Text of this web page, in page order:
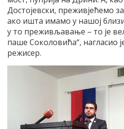
Достојевски, преживјећемо
ако ишта имамо у нашој
у то преживљавање – то је
паше Соколовића“, нагласио
режисер.